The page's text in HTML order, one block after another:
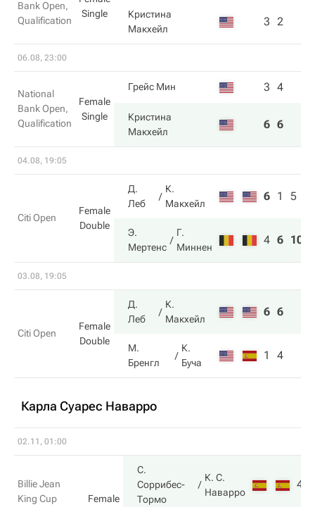
Bank Open,
Qualification
Single
Кристина
Макхейл
3 2
06.08, 23:00
National
Bank Open,
Qualification
Female
Single
Грейс Мин 3 4
Кристина
Макхейл
6 6
04.08, 19:05
Citi Open
Female
Double
Д.
Леб
К.
Макхейл
6 1 5
Э.
Мертенс
Г.
Миннен
4 6 10
03.08, 19:05
Citi Open
Female
Double
Д.
Леб
К.
Макхейл
6 6
М.
Бренгл
К.
Буча
1 4
Карла Суарес Наварро
02.11, 01:00
Billie Jean
King Cup
Female
С.
Соррибес-
Тормо
К. С.
Наварро
4